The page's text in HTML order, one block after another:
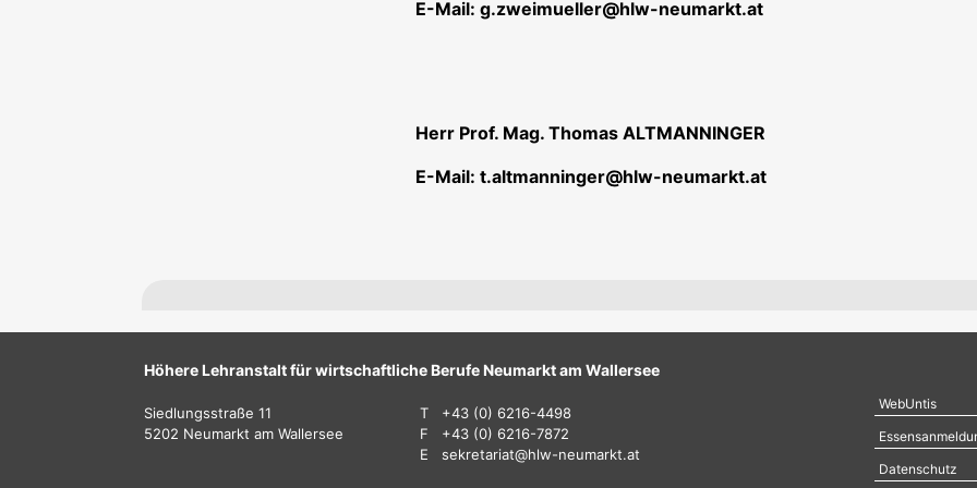
E-Mail: g.zweimueller@hlw-neumarkt.at
Herr Prof. Mag. Thomas ALTMANNINGER
E-Mail: t.altmanninger@hlw-neumarkt.at
Höhere Lehranstalt für wirtschaftliche Berufe Neumarkt am Wallersee
Siedlungsstraße 11
5202 Neumarkt am Wallersee
T
+43 (0) 6216-4498
F
+43 (0) 6216-7872
E
sekretariat@hlw-neumarkt.at
WebUntis
Datenschutz